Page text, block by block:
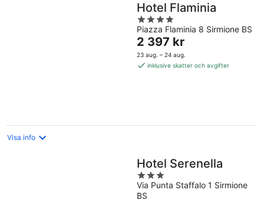
Hotel Flaminia
4
out
of
5
Piazza Flaminia 8 Sirmione BS
Priset
är
2 397 kr
2 397 kr
23 aug. – 24 aug.
inklusive skatter och avgifter
Visa info
Hotel Serenella
3
out
Via Punta Staffalo 1 Sirmione
BS